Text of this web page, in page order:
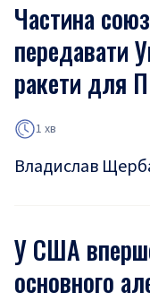
Частина
передавати
ракети для
1 хв
Владислав
У США
основного